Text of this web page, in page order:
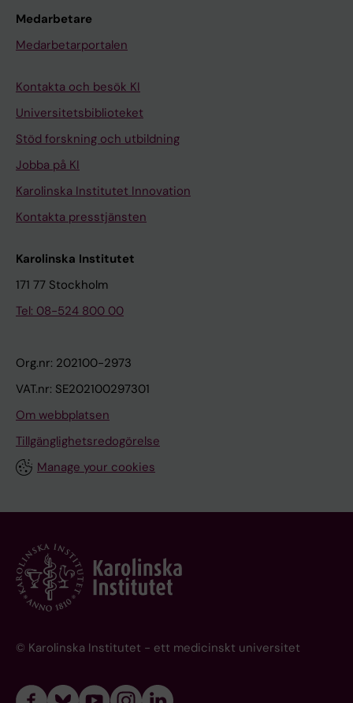
Medarbetare
Medarbetarportalen
Kontakta och besök KI
Universitetsbiblioteket
Stöd forskning och utbildning
Jobba på KI
Karolinska Institutet Innovation
Kontakta presstjänsten
Karolinska Institutet
171 77 Stockholm
Tel: 08-524 800 00
Org.nr: 202100-2973
VAT.nr: SE202100297301
Om webbplatsen
Tillgänglighetsredogörelse
Manage your cookies
© Karolinska Institutet - ett medicinskt universitet